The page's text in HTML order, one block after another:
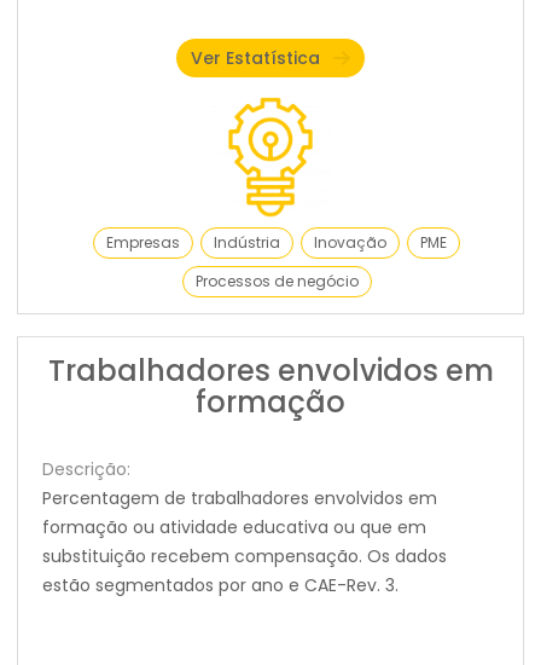
Ver Estatística
Empresas Indústria Inovação
PME
Processos de negócio
Trabalhadores envolvidos em
formação
Descrição:
Percentagem de trabalhadores envolvidos em
formação ou atividade educativa ou que em
substituição recebem compensação. Os dados
estão segmentados por ano e CAE-Rev. 3.